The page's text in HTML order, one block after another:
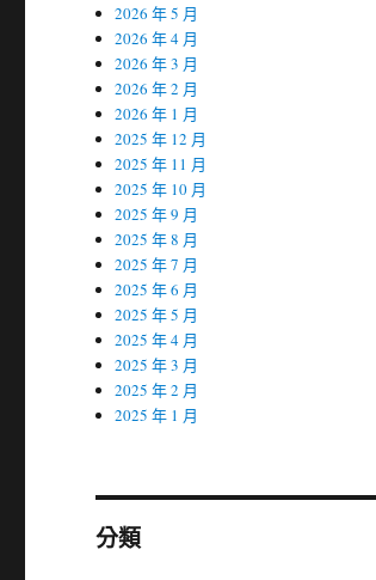
2026 年 5 月
2026 年 4 月
2026 年 3 月
2026 年 2 月
2026 年 1 月
2025 年 12 月
2025 年 11 月
2025 年 10 月
2025 年 9 月
2025 年 8 月
2025 年 7 月
2025 年 6 月
2025 年 5 月
2025 年 4 月
2025 年 3 月
2025 年 2 月
2025 年 1 月
分類